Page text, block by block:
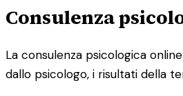
Consulenza
La consulenza psicologica
dallo psicologo, i risultati della